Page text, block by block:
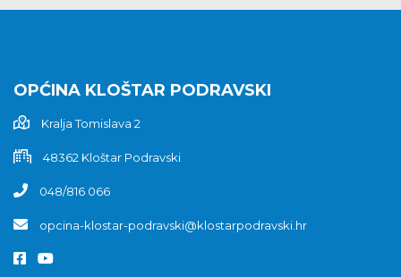
OPĆINA KLOŠTAR PODRAVSKI
Kralja Tomislava 2
48362 Kloštar Podravski
048/816 066
opcina-klostar-podravski@klostarpodravski.hr